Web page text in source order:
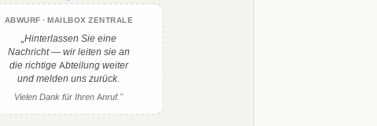
ABWURF · MAILBOX ZENTRALE
„Hinterlassen Sie eine
Nachricht — wir leiten sie an
die richtige Abteilung weiter
und melden uns zurück.
Vielen Dank für Ihren Anruf."